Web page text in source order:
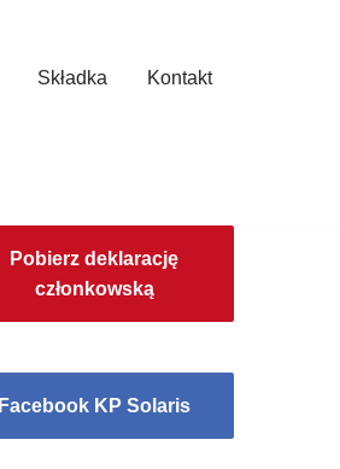
Składka Kontakt
Pobierz deklarację
członkowską
Facebook KP Solaris